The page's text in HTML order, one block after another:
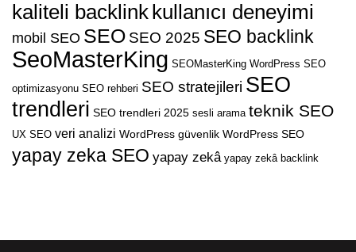
kaliteli backlink kullanıcı deneyimi
mobil SEO SEO SEO 2025 SEO backlink
SeoMasterKing SEOMasterKing WordPress SEO
optimizasyonu SEO rehberi SEO stratejileri SEO
trendleri SEO trendleri 2025 sesli arama teknik SEO
UX SEO veri analizi WordPress güvenlik WordPress SEO
yapay zeka SEO yapay zekâ yapay zekâ backlink